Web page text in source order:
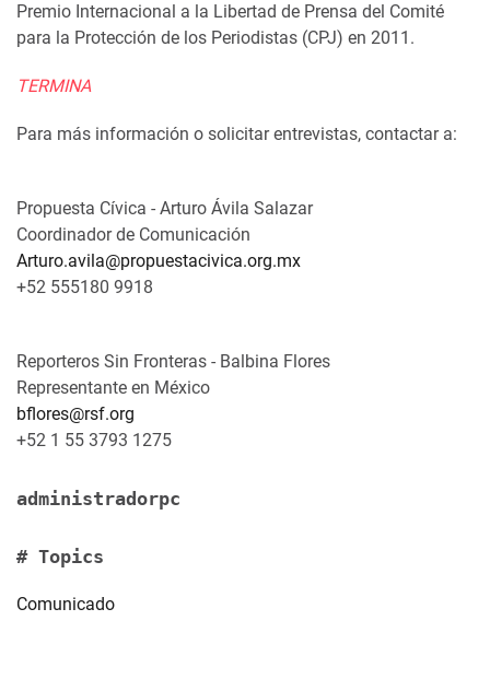
# Topics
Comunicado
Premio Internacional a la Libertad de Prensa del Comité
para la Protección de los Periodistas (CPJ) en 2011.
TERMINA
Para más información o solicitar entrevistas, contactar a:
Propuesta Cívica - Arturo Ávila Salazar
Coordinador de Comunicación
Arturo.avila@propuestacivica.org.mx
+52 555180 9918
Reporteros Sin Fronteras - Balbina Flores
Representante en México
bflores@rsf.org
+52 1 55 3793 1275
administradorpc